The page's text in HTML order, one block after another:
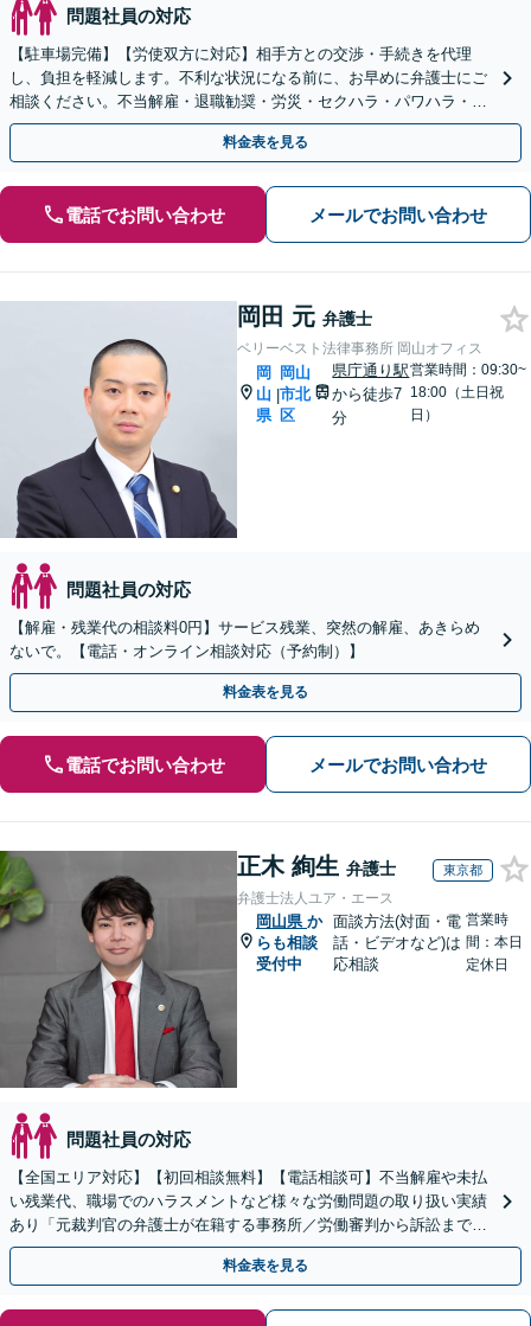
問題社員の対応
【駐車場完備】【労使双方に対応】相手方との交渉・手続きを代理
し、負担を軽減します。不利な状況になる前に、お早めに弁護士にご
相談ください。不当解雇・退職勧奨・労災・セクハラ・パワハラ・残
業代請求など、幅広く対応【WEB面談＆夜間面談可】
料金表を見る
電話でお問い合わせ メールでお問い合わせ
岡田 元 弁護士
ベリーベスト法律事務所 岡山オフィス
岡
山
県
|
岡山
市北
区
県庁通り駅
から徒歩7
分
営業時間：09:30~
18:00（土日祝
日）
問題社員の対応
【解雇・残業代の相談料0円】サービス残業、突然の解雇、あきらめ
ないで。【電話・オンライン相談対応（予約制）】
料金表を見る
電話でお問い合わせ メールでお問い合わせ
正木 絢生 弁護士 東京都
弁護士法人ユア・エース
岡山県 か
らも相談
受付中
面談方法(対面・電
話・ビデオなど)は
応相談
営業時
間：本日
定休日
問題社員の対応
【全国エリア対応】【初回相談無料】【電話相談可】不当解雇や未払
い残業代、職場でのハラスメントなど様々な労働問題の取り扱い実績
あり「元裁判官の弁護士が在籍する事務所／労働審判から訴訟まで、
裁判官経験を活かした最適な戦略を立案」
料金表を見る